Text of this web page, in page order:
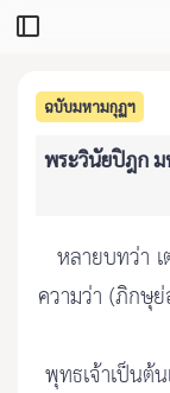
ฉบับมหามกุฏฯ
พระวินัยปิฎก ม
หลายบทว่า
ความว่า (ภิกษุ
พุทธเจ้าเป็นต้